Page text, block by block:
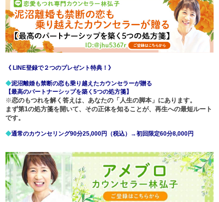
《 LINE登録で２つのプレゼント特典！》
◆泥沼離婚も禁断の恋も乗り越えたカウンセラーが贈る
【最高のパートナーシップを築く5つの処方箋】
※恋のもつれを解く答えは、あなたの「人生の脚本」にあります。
まず第1の処方箋を開いて、その正体を知ることが、再生への最短ルート
です。
◆通常のカウンセリング90分25,000円（税込）→初回限定60分8,000円